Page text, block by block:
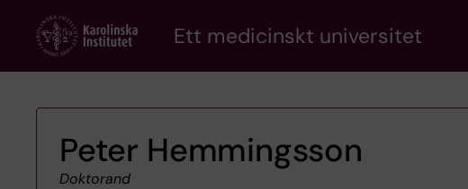
content
Ett medicinskt universitet
Peter Hemmingsson
Doktorand